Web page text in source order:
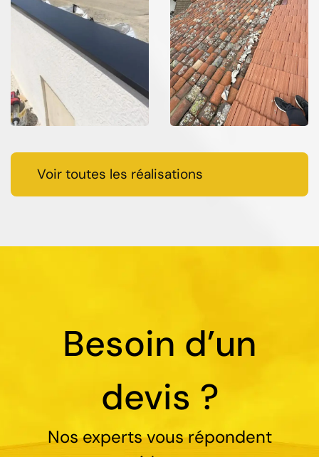
Voir toutes les réalisations
Besoin d’un
devis ?
Nos experts vous répondent